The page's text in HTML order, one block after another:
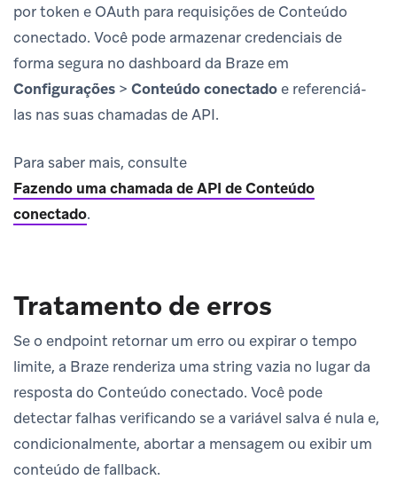
por token e OAuth para requisições de Conteúdo
conectado. Você pode armazenar credenciais de
forma segura no dashboard da Braze em
Configurações > Conteúdo conectadoe referenciá-
las nas suas chamadas de API.
Para saber mais, consulte
Fazendo uma chamada de API de Conteúdo
conectado.
Tratamento de erros
Se o endpoint retornar um erro ou expirar o tempo
limite, a Braze renderiza uma string vazia no lugar da
resposta do Conteúdo conectado. Você pode
detectar falhas verificando se a variável salva é nula e,
condicionalmente, abortar a mensagem ou exibir um
conteúdo de fallback.